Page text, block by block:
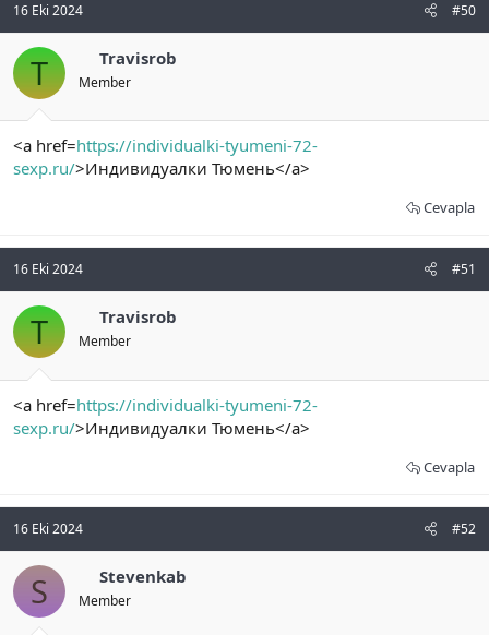
16 Eki 2024 #50
T Travisrob
Member
<a href=https://individualki-tyumeni-72-
sexp.ru/>Индивидуалки Тюмень</a>
Cevapla
16 Eki 2024 #51
T Travisrob
Member
<a href=https://individualki-tyumeni-72-
sexp.ru/>Индивидуалки Тюмень</a>
Cevapla
16 Eki 2024 #52
S Stevenkab
Member